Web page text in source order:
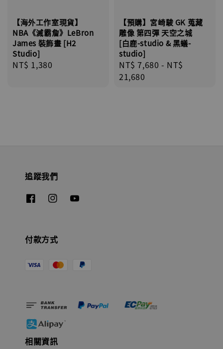
【海外工作室現貨】
NBA《滅霸詹》LeBron
James 裝飾畫 [H2
Studio]
Regular
NT$ 1,380
【預購】宮崎駿 GK 蒐藏
雕像 第四彈 天空之城
[白鹿-studio & 黑蟻-
studio]
Regular
price
NT$ 7,680 - NT$
21,680
追蹤我們
付款方式
相關資訊